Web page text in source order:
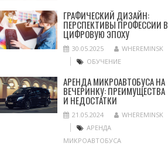
ГРАФИЧЕСКИЙ ДИЗАЙН:
ПЕРСПЕКТИВЫ ПРОФЕССИИ В
ЦИФРОВУЮ ЭПОХУ
30.05.2025
WHEREMINSK
ОБУЧЕНИЕ
АРЕНДА МИКРОАВТОБУСА НА
ВЕЧЕРИНКУ: ПРЕИМУЩЕСТВА
И НЕДОСТАТКИ
21.05.2024
WHEREMINSK
АРЕНДА
МИКРОАВТОБУСА